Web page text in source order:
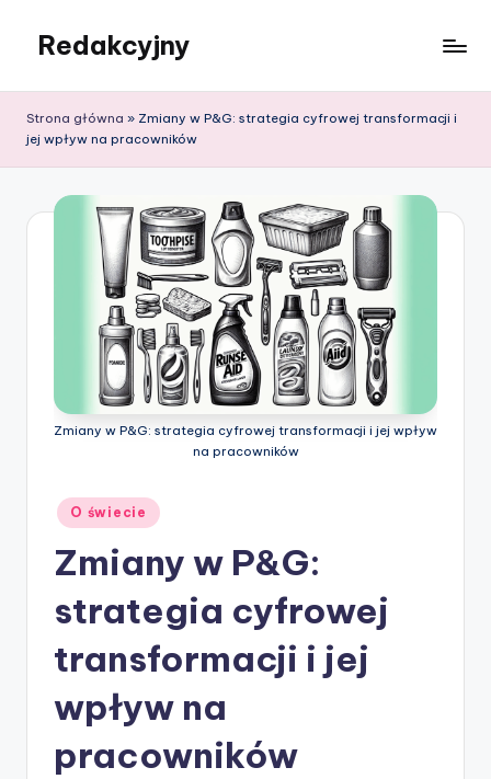
content
Redakcyjny
Strona główna » Zmiany w P&G: strategia cyfrowej transformacji i
jej wpływ na pracowników
Zmiany w P&G: strategia cyfrowej transformacji i jej wpływ
na pracowników
Posted
in
O świecie
Zmiany w P&G:
strategia cyfrowej
transformacji i jej
wpływ na
pracowników